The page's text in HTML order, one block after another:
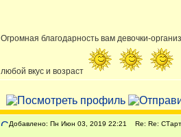
Огромная благодарность вам девочки-
любой вкус и возраст
Добавлено: Пн Июн 03, 2019 22:21 Re: Re: